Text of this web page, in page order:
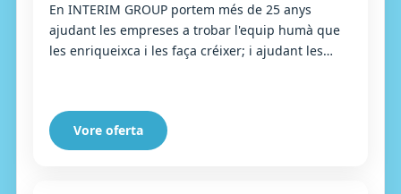
En INTERIM GROUP portem més de 25 anys
ajudant les empreses a trobar l'equip humà que
les enriqueixca i les faça créixer; i ajudant les
Vore oferta